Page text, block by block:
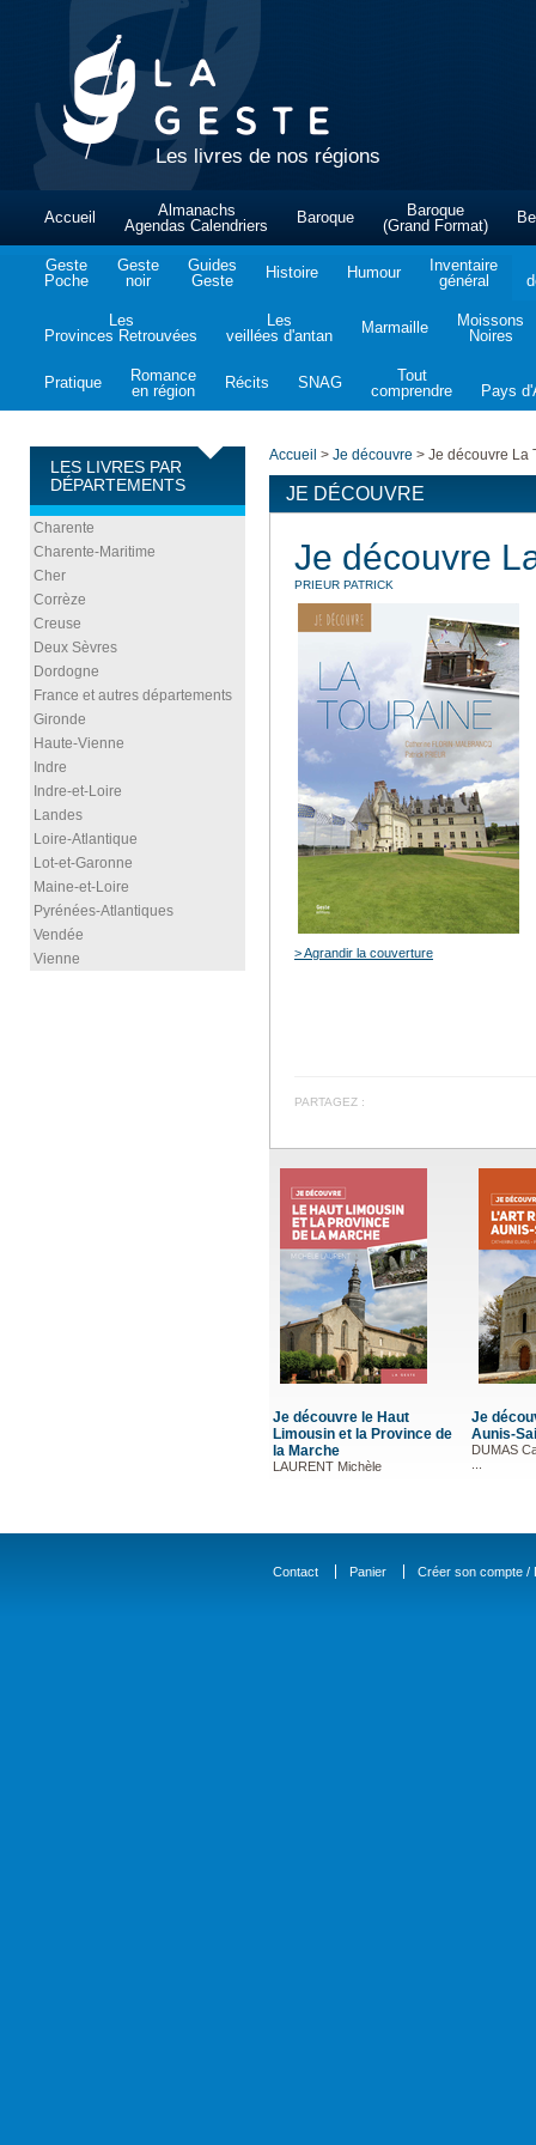
Les livres de nos régions
Accueil
Almanachs
Agendas Calendriers
Baroque
Baroque
(Grand Format)
Geste
Poche
Geste
noir
Guides
Geste
Histoire Humour
Inventaire
général
Les
Provinces Retrouvées
Les
veillées d'antan
Marmaille
Moissons
Noires
Pratique
Romance
en région
Récits SNAG
Tout
comprendre
Pays
LES LIVRES PAR
DÉPARTEMENTS
Charente
Charente-Maritime
Cher
Corrèze
Creuse
Deux Sèvres
Dordogne
France et autres départements
Gironde
Haute-Vienne
Indre
Indre-et-Loire
Landes
Loire-Atlantique
Lot-et-Garonne
Maine-et-Loire
Pyrénées-Atlantiques
Vendée
Vienne
Accueil > Je découvre > Je découvre La
JE DÉCOUVRE
Je découvre
PRIEUR PATRICK
> Agrandir la couverture
PARTAGEZ :
Je découvre le Haut
Limousin et la Province de
la Marche
LAURENT Michèle
Je
Aunis-
DUMAS
Contact Panier Créer son compte /